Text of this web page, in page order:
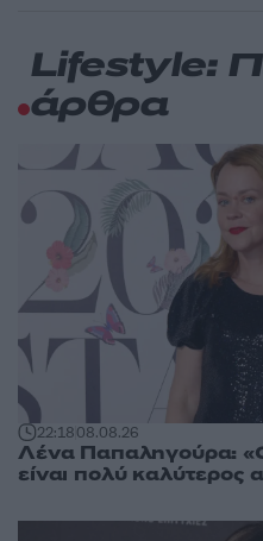
Lifestyle:
άρθρα
22:1808.08.26
Λένα Παπαληγούρα:
είναι πολύ καλύτερος